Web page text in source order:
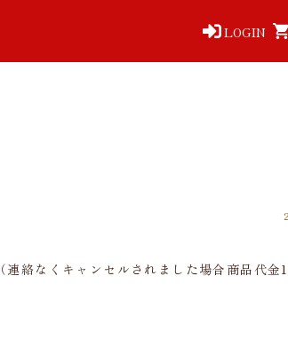
LOGIN
絡なくキャンセルされました場合商品代金